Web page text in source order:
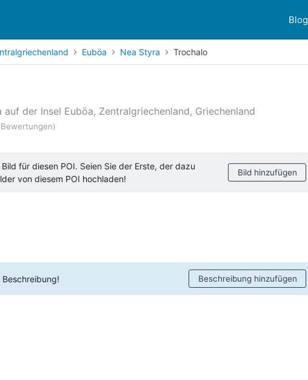
Blog
Euböa Nea Styra Trochalo
auf der Insel Euböa, Zentralgriechenland, Griechenland
auf
für diesen POI. Seien Sie der Erste, der dazu
von diesem POI hochladen!
Bild hinzufügen
Beschreibung hinzufügen